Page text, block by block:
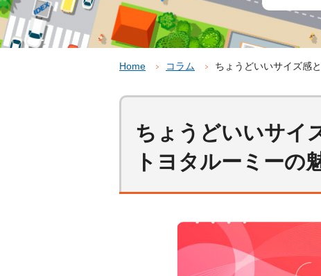
Home コラム ちょうどいいサイズ感
ちょうどいいサイ
トヨタルーミーの